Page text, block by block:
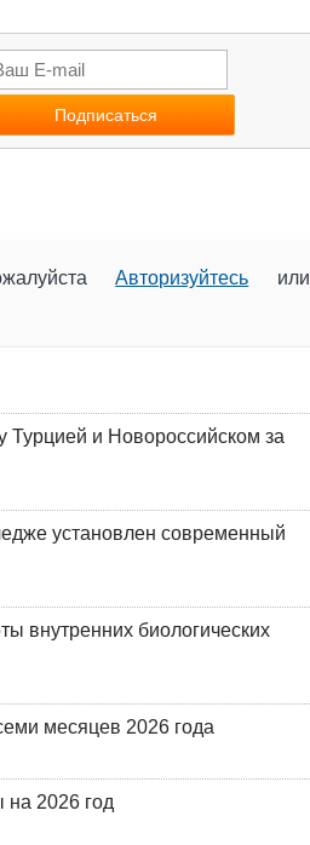
Авторизуйтесь или
Турцией и Новороссийском за
установлен современный
внутренних биологических
месяцев 2026 года
на 2026 год